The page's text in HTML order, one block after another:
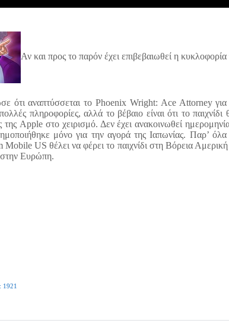
Αν και προς το παρόν έχει επιβεβαιωθεί η
ότι αναπτύσσεται το Phoenix Wright: Ace Attorney
πληροφορίες, αλλά το βέβαιο είναι ότι το παιχνίδι
Apple στο χειρισμό. Δεν έχει ανακοινωθεί
μόνο για την αγορά της Ιαπωνίας. Παρ’
Mobile US θέλει να φέρει το παιχνίδι στη Βόρεια Αμερική
στην Ευρώπη.
1921